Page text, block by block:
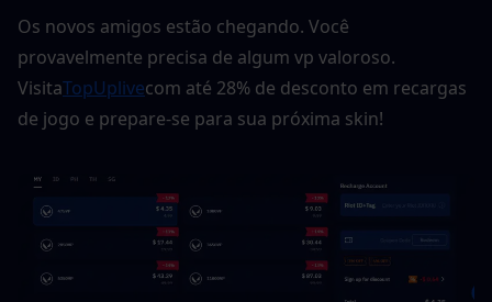
Os novos amigos estão chegando. Você
provavelmente precisa de algum vp valoroso.
VisitaTopUplivecom até 28% de desconto em recargas
de jogo e prepare-se para sua próxima skin!